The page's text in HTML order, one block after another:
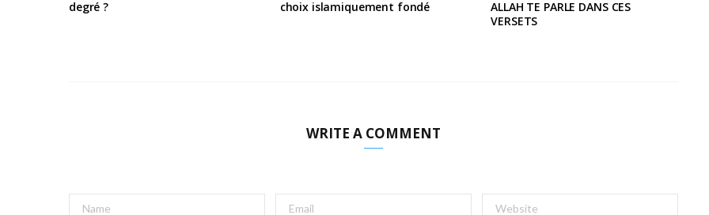
degré ?
choix islamiquement fondé
ALLAH TE PARLE DANS CES
VERSETS
WRITE A COMMENT